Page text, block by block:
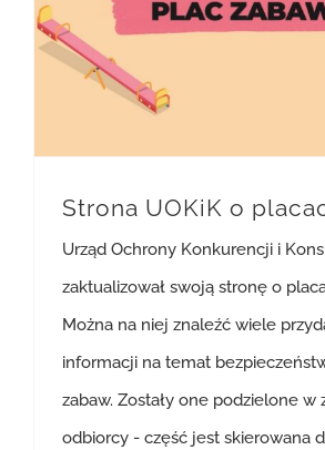
Strona UOKiK o
Urząd Ochrony Konkurencji i
zaktualizował swoją stronę o
Można na niej znaleźć wiele
informacji na temat
zabaw. Zostały one podzielone w
odbiorcy - część jest skierowana